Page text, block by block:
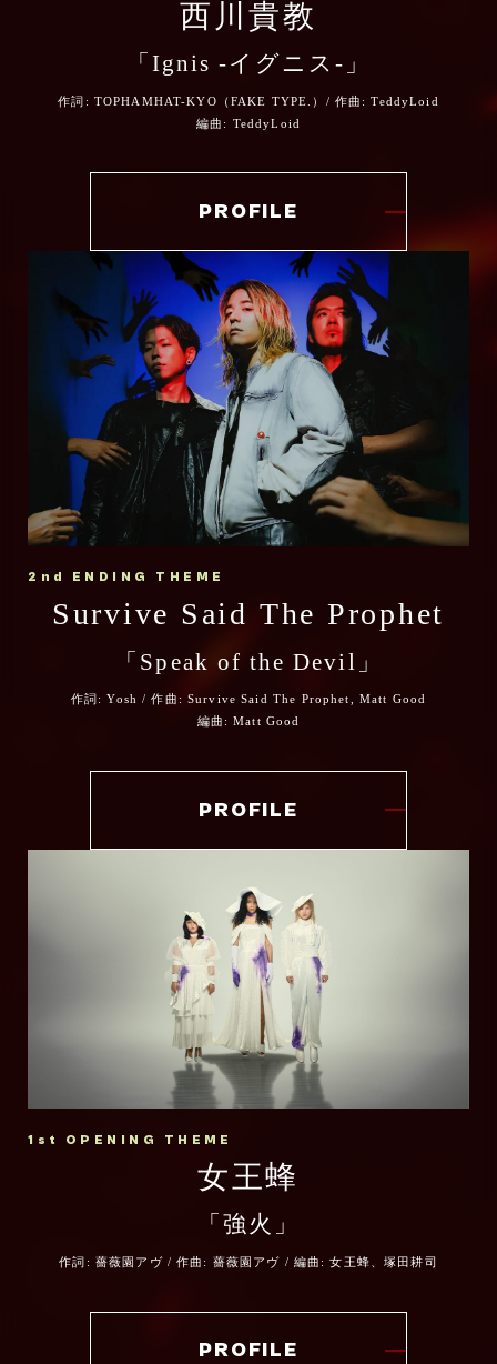
ス」を主催、以降地元自治体の協力のもと毎年
令和二(2020)年度滋賀県文化功労賞受賞。令和
六(2024)年11月、野洲市市民栄誉賞受賞。
公式X（旧Twitter）
公式Instagram
公式YouTube
ARTIST COMMENT
「Ignis -イグニス-」で『炎炎ノ消防隊 参ノ
章』第2クール オープニングテーマを担当さ
せていただく、西川貴教です。
作品が遂にクライマックスへ向かう中、その
壮大な世界観と熱量を音楽で後押しさせてい
に身が引き締まる思いです。
以前から親交のあったTeddyLoidくんと、今
した「Ignis -イグニス-」で、2026年の幕開
けにふさわしい刺激的なクリエイションをお
届けできたらと思います。
タイトルの“Ignis”はラテン語で“燃え上がる
力”や“内に宿る熱”を意味する言葉ですが、大
災害、アドラ、再創世――すべてが凝縮され
た最終章で、人々が抱く“絶望”と“希望”の両
方を、未来を切り拓く光の象徴として音に昇
華することを目指しました。
「Ignis -イグニス-」を通じて、これまでに
なかった、かつてない西川貴教を感じていた
だければと思います。
いよいよ最終章を迎える『炎炎ノ消防隊』の
公式 HP
公式X（旧Twitter）
公式TikTok
ARTIST COMMENT
日本にいるとアニメ／漫画を好きになる機会
が多いと思いますが、ここまで愛す作品に出
会い楽曲を作る機会をもらえた事を心の奥底
から感謝してます！
ずっとコラボをしたかった先輩そして永遠の
ライバルMasato をトラックに迎えてシーズ
ン2からのシーズン3、そしてフィナーレの旅
をサバプロの新曲Speak of the Devil と共
に楽しんでもらえたら幸せです！
TikTok
Instagram(オフィシャル)
ARTIST COMMENT
うれしいことに炎のご縁があったのか、今回
「強火」と言う楽曲を書かせて頂きました。
心をコンロに見立ててみると、誰しも一番最
初は思いっきりスイッチをひねって点火する
筈。
どんなにやるせ無い戦いのなかでも、生活の
なかでも、何度でも火を起こしていたい。
どこか静かでありながらも灼熱なこの楽曲
が、作品世界で流れることを、たのしみにし
アヴちゃん(女王蜂)
ARTIST COMMENT
アニメ炎炎ノ消防隊 参ノ章 第1クールEDに
まず素直にファンです。
少年漫画的なアツさを十二分に纏いながら、
トンガりきってるダークファンタジー。
ズラしまくりなのに王道、なんか変なのに超
愛すべきキャラたち、ダークさの中にあるポ
ップで洒落たあじつけ・・・。
そして主人公がギザ歯・・・・。ぼくの求め
ていた漫画がここにあった。
そして何より度肝抜かれた、今回のアニメで
描かれるであろう漫画史に残る衝撃のシー
ン・・・・。
畑は違えど、刺激を受けまくっていました。
物語はクライマックスに向かっていきます
"Time Has Come"なナンバーを梅田サイフ
ァーがお届けします。
楽しんでいただけたら！
@fireforce_pr @fireforce_pr
西川貴教
「Ignis -イグニス-」
作詞: TOPHAMHAT-KYO（FAKE TYPE.）/ 作曲: TeddyLoid
編曲: TeddyLoid
PROFILE
2nd ENDING THEME
Survive Said The Prophet
「Speak of the Devil」
作詞: Yosh / 作曲: Survive Said The Prophet, Matt Good
編曲: Matt Good
PROFILE
1st OPENING THEME
女王蜂
「強火」
作詞: 薔薇園アヴ / 作曲: 薔薇園アヴ / 編曲: 女王蜂、塚田耕司
PROFILE